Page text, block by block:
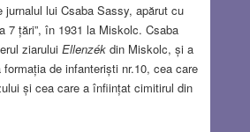
jurnalul lui Csaba Sassy, apărut cu
7 țări”, în 1931 la Miskolc. Csaba
ziarului Ellenzék din Miskolc, și a
de infanteriști nr.10, cea care
și cea care a înființat cimitirul din